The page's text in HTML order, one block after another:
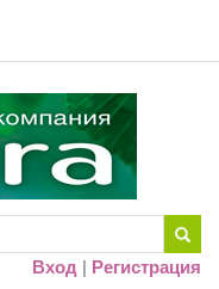
Вход | Регистрация